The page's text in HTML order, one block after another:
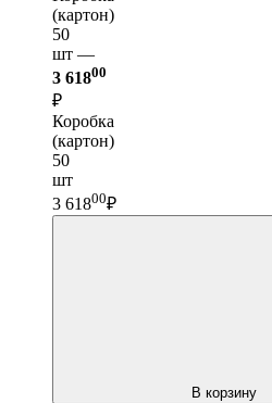
(картон)
50
шт —
3 61800
₽
Коробка
(картон)
50
шт
3 61800₽
В корзину